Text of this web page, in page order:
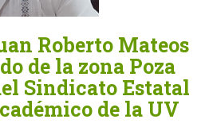
Roberto Mateos
de la zona Poza
Sindicato Estatal
de la UV